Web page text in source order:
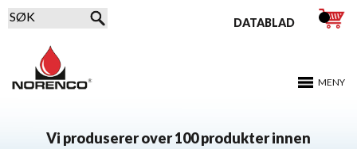
MENY
DATABLAD
Vi produserer over 100 produkter innen